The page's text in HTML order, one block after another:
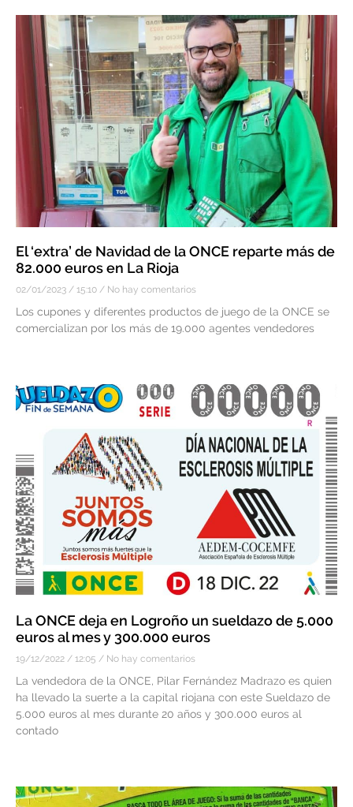
El ‘extra’ de Navidad de la ONCE reparte más de
82.000 euros en La Rioja
02/01/2023 15:10 No hay comentarios
Los cupones y diferentes productos de juego de la ONCE se
comercializan por los más de 19.000 agentes vendedores
La ONCE deja en Logroño un sueldazo de 5.000
euros al mes y 300.000 euros
19/12/2022 12:05 No hay comentarios
La vendedora de la ONCE, Pilar Fernández Madrazo es quien
ha llevado la suerte a la capital riojana con este Sueldazo de
5.000 euros al mes durante 20 años y 300.000 euros al
contado